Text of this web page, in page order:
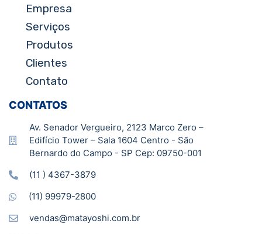
Empresa
Serviços
Produtos
Clientes
Contato
CONTATOS
Av. Senador Vergueiro, 2123 Marco Zero –
Edifício Tower – Sala 1604 Centro - São
Bernardo do Campo - SP Cep: 09750-001
(11 ) 4367-3879
(11) 99979-2800
vendas@matayoshi.com.br